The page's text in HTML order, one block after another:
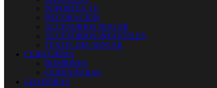
SOPORTES TV
DECORACION
ACCESORIOS HOGAR
ACCESORIOS INFANTILES
TEXTIL DEL HOGAR
CERRAJERIA
BOMBINES
CERRADURAS
LIJADORAS